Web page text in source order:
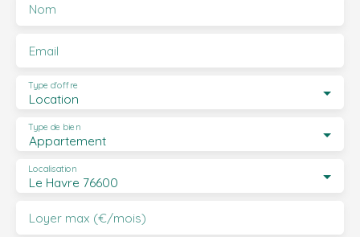
Nom
Email
Location
Type d'offre
Appartement
Type de bien
Le Havre 76600
Localisation
Loyer max (€/mois)